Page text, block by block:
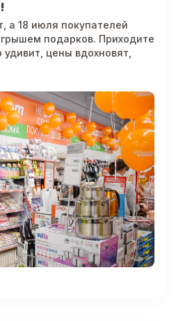
а 18 июля покупателей
подарков. Приходите
цены вдохновят,